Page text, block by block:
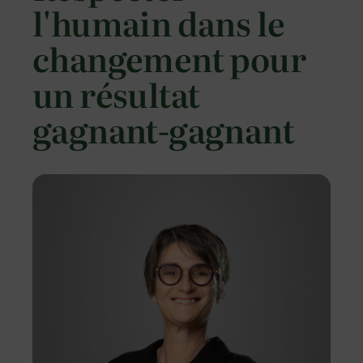
l'humain dans le
changement pour
un résultat
gagnant-gagnant